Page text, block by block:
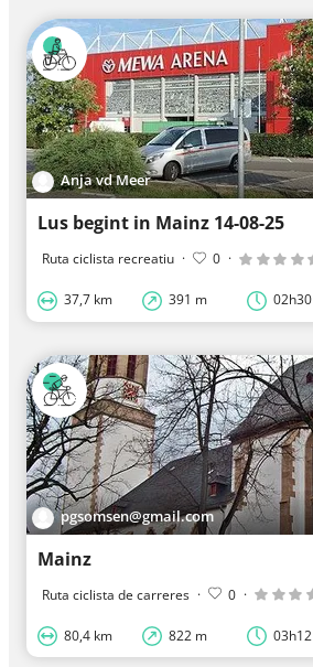
Anja vd Meer
Lus begint in Mainz 14-08-25
Ruta ciclista recreatiu · 0 ·
37,7 km 391 m 02h30
pgsomsen@gmail.com
Mainz
Ruta ciclista de carreres · 0 ·
80,4 km 822 m 03h12